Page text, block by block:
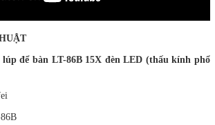
để bàn LT-86B 15X đèn LED (thấu kính phổ